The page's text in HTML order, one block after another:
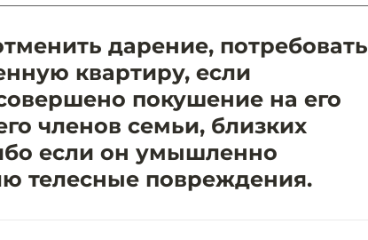
дарение, потребовать
квартиру, если
покушение на его
членов семьи, близких
если он умышленно
телесные повреждения.